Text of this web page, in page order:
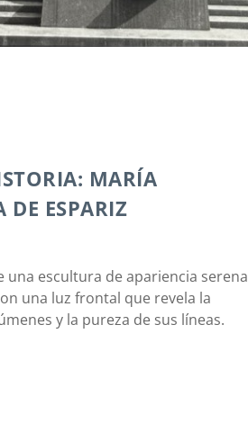
MARÍA
ESPARIZ
una escultura de apariencia serena
una luz frontal que revela la
y la pureza de sus líneas.